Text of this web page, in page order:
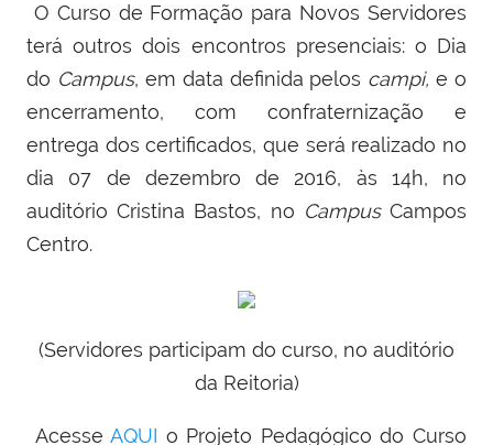
O Curso de Formação para Novos Servidores
terá outros dois encontros presenciais: o Dia
do Campus, em data definida pelos campi,e o
encerramento, com confraternização e
entrega dos certificados, que será realizado no
dia 07 de dezembro de 2016, às 14h, no
auditório Cristina Bastos, no CampusCampos
Centro.
(Servidores participam do curso, no auditório
da Reitoria)
AcesseAQUI o Projeto Pedagógico do Curso